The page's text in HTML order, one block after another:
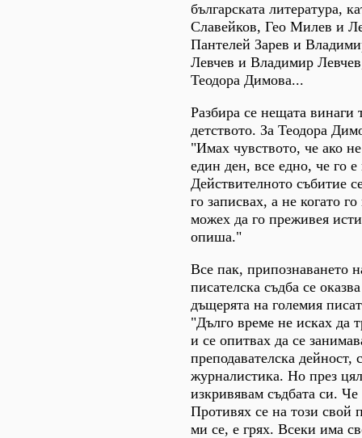
българската литература,
Славейков, Гео Милев и
Пантелей Зарев и
Левчев и Владимир
Теодора Димова...
Разбира се нещата винаги
детството. За Теодора
"Имах чувството, че ако
един ден, все едно, че го
Действителното събитие
го записвах, а не когато
можех да го преживея
опиша."
Все пак, припознаването
писателска съдба се
дъщерята на големия
"Дълго време не исках да
и се опитвах да се
преподавателска дейност,
журналистика. Но през
изкривявам съдбата си.
Противях се на този свой
ми се, е грях. Всеки има